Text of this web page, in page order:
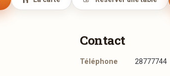
Contact
Téléphone 28777744